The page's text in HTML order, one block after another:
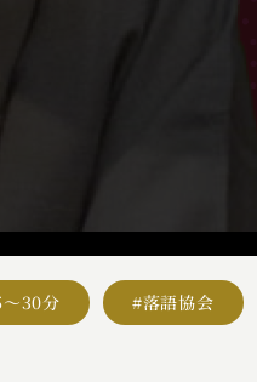
30分 #落語協会